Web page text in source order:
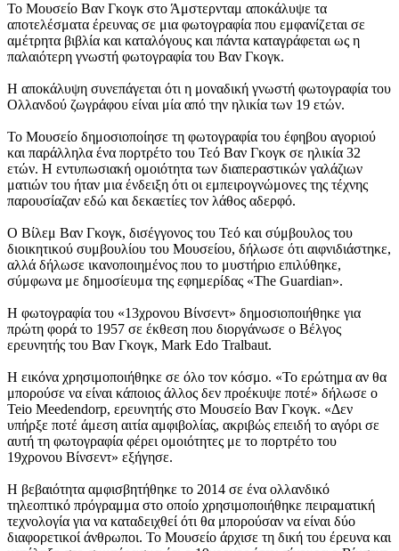
Το Μουσείο Βαν Γκογκ στο Άμστερνταμ αποκάλυψε τα
αποτελέσματα έρευνας σε μια φωτογραφία που εμφανίζεται σε
αμέτρητα βιβλία και καταλόγους και πάντα καταγράφεται ως η
παλαιότερη γνωστή φωτογραφία του Βαν Γκογκ.
Η αποκάλυψη συνεπάγεται ότι η μοναδική γνωστή φωτογραφία του
Ολλανδού ζωγράφου είναι μία από την ηλικία των 19 ετών.
Το Μουσείο δημοσιοποίησε τη φωτογραφία του έφηβου αγοριού
και παράλληλα ένα πορτρέτο του Τεό Βαν Γκογκ σε ηλικία 32
ετών. Η εντυπωσιακή ομοιότητα των διαπεραστικών γαλάζιων
ματιών του ήταν μια ένδειξη ότι οι εμπειρογνώμονες της τέχνης
παρουσίαζαν εδώ και δεκαετίες τον λάθος αδερφό.
Ο Βίλεμ Βαν Γκογκ, δισέγγονος του Τεό και σύμβουλος του
διοικητικού συμβουλίου του Μουσείου, δήλωσε ότι αιφνιδιάστηκε,
αλλά δήλωσε ικανοποιημένος που το μυστήριο επιλύθηκε,
σύμφωνα με δημοσίευμα της εφημερίδας «The Guardian».
Η φωτογραφία του «13χρονου Βίνσεντ» δημοσιοποιήθηκε για
πρώτη φορά το 1957 σε έκθεση που διοργάνωσε ο Βέλγος
ερευνητής του Βαν Γκογκ, Mark Edo Tralbaut.
Η εικόνα χρησιμοποιήθηκε σε όλο τον κόσμο. «Το ερώτημα αν θα
μπορούσε να είναι κάποιος άλλος δεν προέκυψε ποτέ» δήλωσε ο
Teio Meedendorp, ερευνητής στο Μουσείο Βαν Γκογκ. «Δεν
υπήρξε ποτέ άμεση αιτία αμφιβολίας, ακριβώς επειδή το αγόρι σε
αυτή τη φωτογραφία φέρει ομοιότητες με το πορτρέτο του
19χρονου Βίνσεντ» εξήγησε.
Η βεβαιότητα αμφισβητήθηκε το 2014 σε ένα ολλανδικό
τηλεοπτικό πρόγραμμα στο οποίο χρησιμοποιήθηκε πειραματική
τεχνολογία για να καταδειχθεί ότι θα μπορούσαν να είναι δύο
διαφορετικοί άνθρωποι. Το Μουσείο άρχισε τη δική του έρευνα και